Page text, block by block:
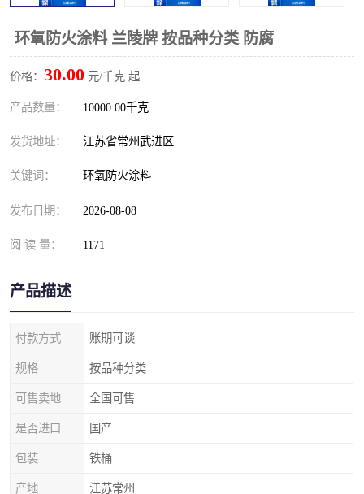
环氧防火涂料 兰陵牌 按品种分类 防腐
价格： 30.00 元/千克 起
产品数量： 10000.00千克
发货地址： 江苏省常州武进区
关键词： 环氧防火涂料
发布日期： 2026-08-08
阅 读 量： 1171
产品描述
付款方式 账期可谈
规格 按品种分类
可售卖地 全国可售
是否进口 国产
包装 铁桶
产地 江苏常州